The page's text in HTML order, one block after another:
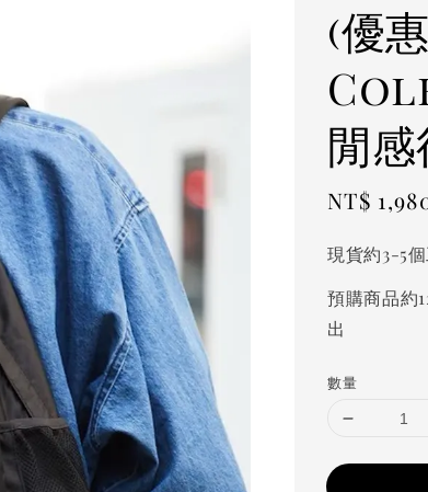
(優
閒
Sale
NT$
現貨約3-5
預購商品約
出
數量